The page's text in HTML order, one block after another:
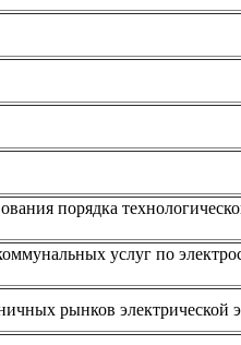
порядка
услуг по
рынков электрической